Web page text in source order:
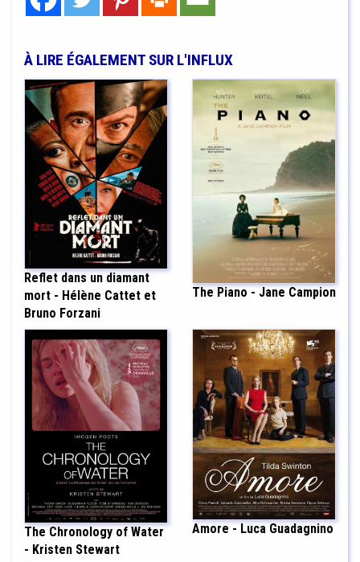
À LIRE ÉGALEMENT SUR L'INFLUX
Reflet dans un diamant
mort - Hélène Cattet et
Bruno Forzani
The Piano - Jane Campion
The Chronology of Water
- Kristen Stewart
Amore - Luca Guadagnino